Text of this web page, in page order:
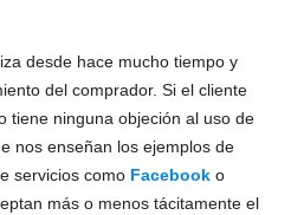
desde hace mucho tiempo y
del comprador. Si el cliente
tiene ninguna objeción al uso de
nos enseñan los ejemplos de
servicios como Facebook o
más o menos tácitamente el